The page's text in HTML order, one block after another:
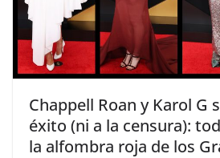
​Chappell Roan y Karol G
éxito (ni a la censura):
la alfombra roja de los